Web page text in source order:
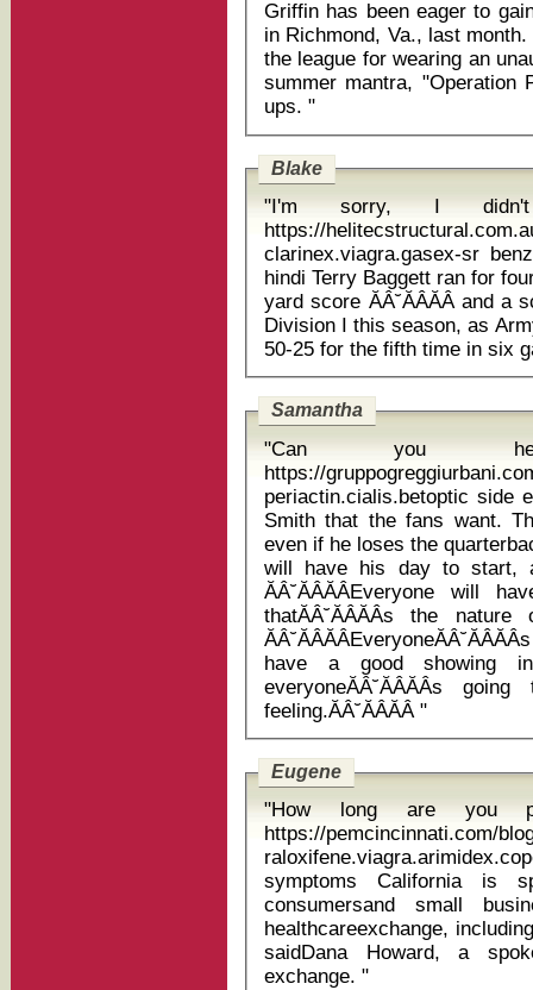
Griffin has been eager to
in Richmond, Va., last
the league for wearing an
summer mantra, "Operation
ups. "
Blake
"I'm sorry, I
https://
clarinex.viagra.gasex-sr
hindi Terry Baggett ran for four touchdowns ĂÂ˘ĂÂĂÂ including a 96-
yard score ĂÂ˘ĂÂĂÂ
Division I this season, as
Samantha
"Can you
https://
periactin.cialis.betoptic side effects of
Smith that the fans want.
even if he loses the
will have his day to start,
ĂÂ˘ĂÂĂÂEveryone
thatĂÂ˘ĂÂĂÂs the
have a good showing
everyoneĂÂ˘ĂÂĂÂs
feeling.ĂÂ˘ĂÂĂÂ "
Eugene
"How long are you
https://pemcincinnati.com/
symptoms California is spending $140 million on enrolling
consumersand small
healthcareexchange,
saidDana Howard, a
exchange. "